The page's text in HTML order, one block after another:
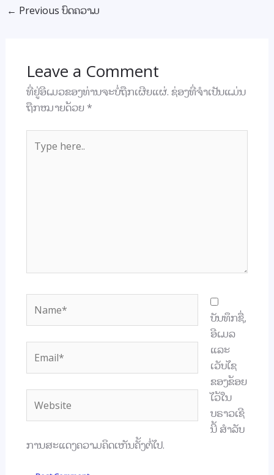
b
k
s
p
e
← Previous ບົດຄວາມ
Leave a Comment
ທີ່ຢູ່ອີເມວຂອງທ່ານຈະບໍ່ຖືກເຜີຍແຜ່. ຊ່ອງທີ່ຈຳເປັນແມ່ນ
ຖືກໝາຍດ້ວຍ *
here..
ບັນທຶກຊື່,
ອີເມລ
ແລະ
ເວັບໄຊ
ຂອງຂ້ອຍ
ໄວ້ໃນ
ບຣາວເຊີ
ນີ້ ສຳລັບ
ການສະແດງຄວາມຄິດເຫັນຄັ້ງຕໍ່ໄປ.